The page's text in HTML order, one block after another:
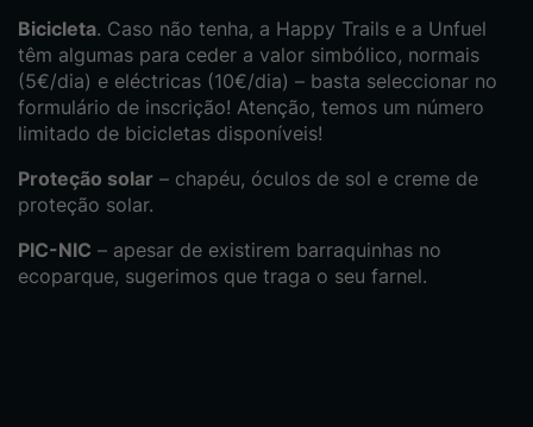
Bicicleta. Caso não tenha, a Happy Trails e a Unfuel
têm algumas para ceder a valor simbólico, normais
(5€/dia) e eléctricas (10€/dia) – basta seleccionar no
formulário de inscrição! Atenção, temos um número
limitado de bicicletas disponíveis!
Proteção solar – chapéu, óculos de sol e creme de
proteção solar.
PIC-NIC – apesar de existirem barraquinhas no
ecoparque, sugerimos que traga o seu farnel.